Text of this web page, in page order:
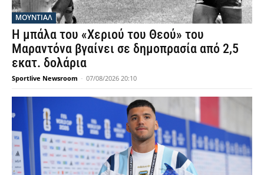
ΜΟΥΝΤΙΆΛ
Η μπάλα του «Χεριού του Θεού» του
Μαραντόνα βγαίνει σε δημοπρασία από 2,5
εκατ. δολάρια
Sportlive Newsroom - 07/08/2026 20:10